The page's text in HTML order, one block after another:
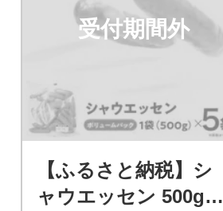
受付期間外
【ふるさと納税】シ
ャウエッセン 500g×5